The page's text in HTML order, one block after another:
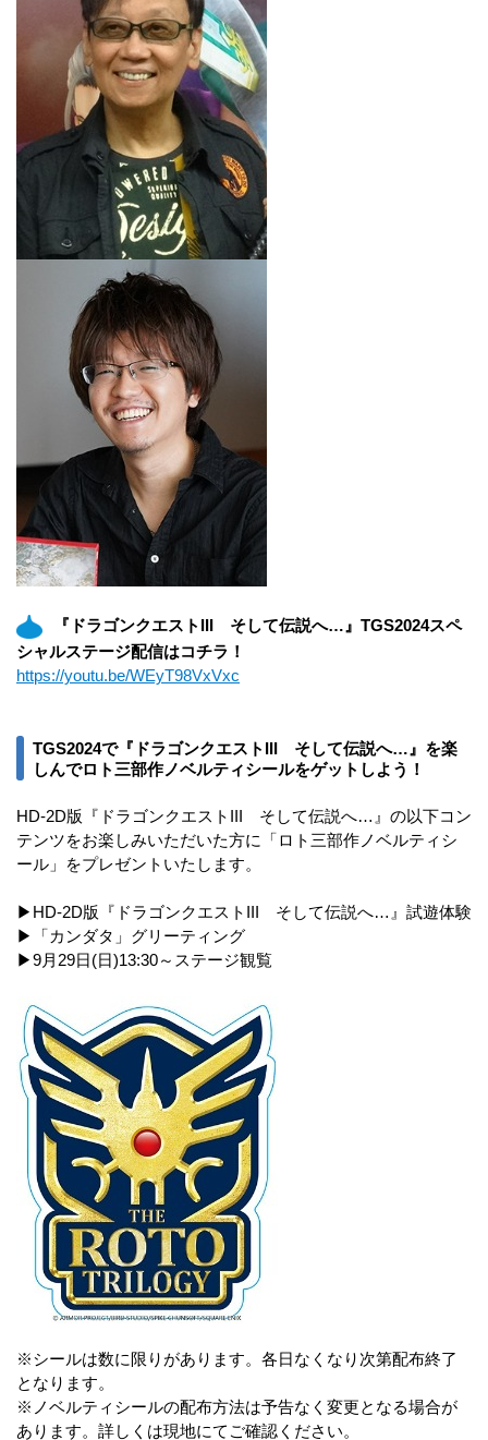
『ドラゴンクエストIII そして伝説へ…』TGS2024スペ
シャルステージ配信はコチラ！
https://youtu.be/WEyT98VxVxc
TGS2024で『ドラゴンクエストIII そして伝説へ…』を楽
しんでロト三部作ノベルティシールをゲットしよう！
HD-2D版『ドラゴンクエストIII そして伝説へ…』の以下コン
テンツをお楽しみいただいた方に「ロト三部作ノベルティシ
ール」をプレゼントいたします。
▶HD-2D版『ドラゴンクエストIII そして伝説へ…』試遊体験
▶「カンダタ」グリーティング
▶9月29日(日)13:30～ステージ観覧
※シールは数に限りがあります。各日なくなり次第配布終了
となります。
※ノベルティシールの配布方法は予告なく変更となる場合が
あります。詳しくは現地にてご確認ください。